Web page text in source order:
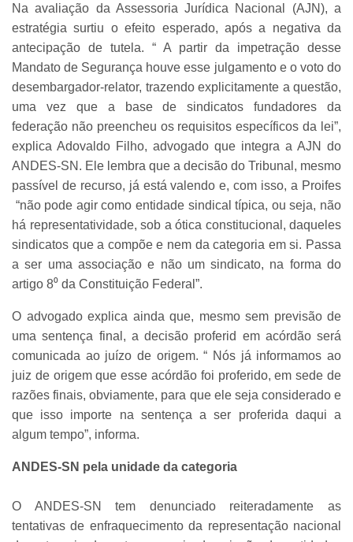
Na avaliação da Assessoria Jurídica Nacional (AJN), a
estratégia surtiu o efeito esperado, após a negativa da
antecipação de tutela. “ A partir da impetração desse
Mandato de Segurança houve esse julgamento e o voto do
desembargador-relator, trazendo explicitamente a questão,
uma vez que a base de sindicatos fundadores da
federação não preencheu os requisitos específicos da lei”,
explica Adovaldo Filho, advogado que integra a AJN do
ANDES-SN. Ele lembra que a decisão do Tribunal, mesmo
passível de recurso, já está valendo e, com isso, a Proifes
“não pode agir como entidade sindical típica, ou seja, não
há representatividade, sob a ótica constitucional, daqueles
sindicatos que a compõe e nem da categoria em si. Passa
a ser uma associação e não um sindicato, na forma do
artigo 8⁰ da Constituição Federal”.
O advogado explica ainda que, mesmo sem previsão de
uma sentença final, a decisão proferid em acórdão será
comunicada ao juízo de origem. “ Nós já informamos ao
juiz de origem que esse acórdão foi proferido, em sede de
razões finais, obviamente, para que ele seja considerado e
que isso importe na sentença a ser proferida daqui a
algum tempo”, informa.
ANDES-SN pela unidade da categoria
O ANDES-SN tem denunciado reiteradamente as
tentativas de enfraquecimento da representação nacional